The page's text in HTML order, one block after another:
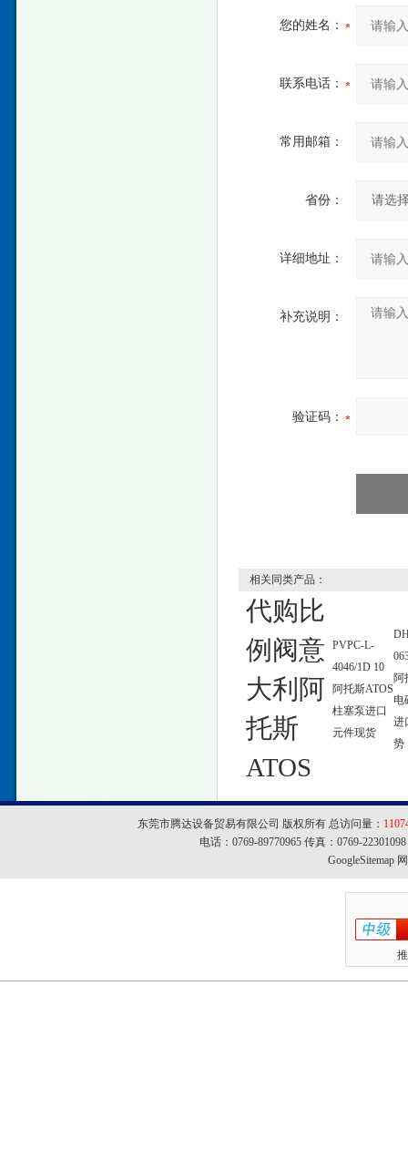
您的姓名：
联系电话：
常用邮箱：
省份：
详细地址：
补充说明：
验证码：
相关同类产品：
代购比
例阀意
大利阿
托斯
ATOS
PVPC-L-
4046/1D 10
阿托斯ATOS
柱塞泵进口
元件现货
阿
电
进
势
东莞市腾达设备贸易有限公司 版权所有 总访问量：
电话：0769-89770965 传真：0769-
GoogleSitemap网